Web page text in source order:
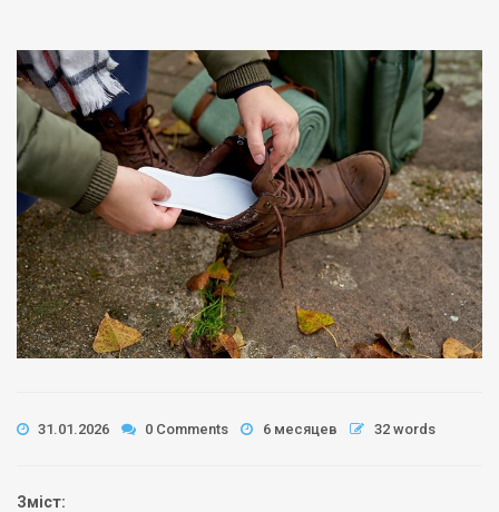
31.01.2026 0 Comments 6 месяцев 32 words
Зміст: